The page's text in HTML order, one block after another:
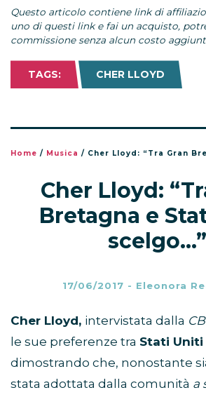
Questo articolo contiene link di
uno di questi link e fai un acquisto,
commissione senza alcun costo
TAGS: CHER LLOYD
Home / Musica / Cher Lloyd: “Tra Gran
Cher Lloyd:
Bretagna e
scelgo…”
17/06/2017 - Eleonora
Cher Lloyd, intervistata dalla
le sue preferenze tra Stati Uniti
dimostrando che, nonostante
stata adottata dalla comunità a